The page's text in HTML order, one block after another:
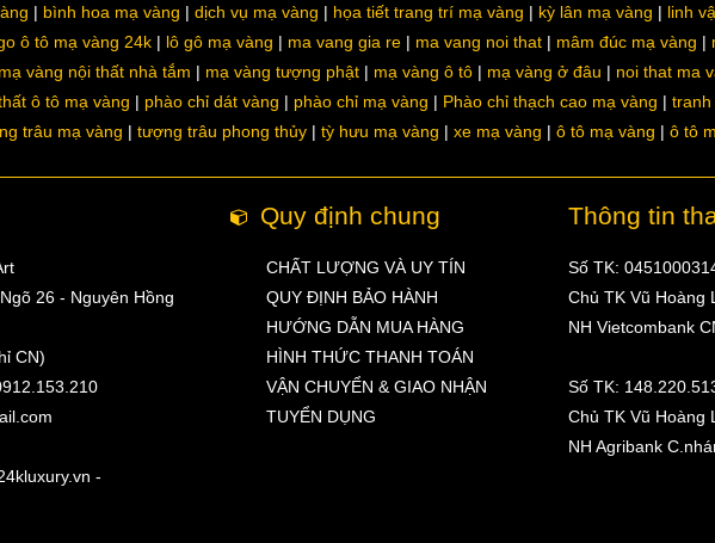
bình hoa mạ vàng dịch vụ mạ vàng họa tiết trang trí mạ vàng kỳ lân mạ vàng linh
ô tô mạ vàng 24k lô gô mạ vàng ma vang gia re ma vang noi that mâm đúc mạ vàng
mạ vàng nội thất nhà tắm mạ vàng tượng phật mạ vàng ô tô mạ vàng ở đâu noi that ma
ô tô mạ vàng phào chỉ dát vàng phào chỉ mạ vàng Phào chỉ thạch cao mạ vàng tranh
trâu mạ vàng tượng trâu phong thủy tỳ hưu mạ vàng xe mạ vàng ô tô mạ vàng ô tô
26 - Nguyên Hồng
CN)
-
Quy định chung
CHẤT LƯỢNG VÀ UY TÍN
QUY ĐỊNH BẢO HÀNH
HƯỚNG DẪN MUA HÀNG
HÌNH THỨC THANH TOÁN
VẬN CHUYỂN & GIAO NHẬN
TUYỂN DỤNG
Thông tin
Số TK:
Chủ TK Vũ Hoàng
NH Vietcombank
Số TK:
Chủ TK Vũ Hoàng
NH Agribank